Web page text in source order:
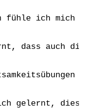
fühle ich mich
dass auch
gelernt, diese